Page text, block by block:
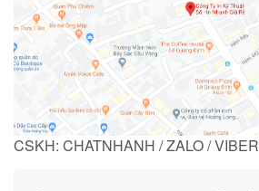
CSKH: CHATNHANH / ZALO / VIBER